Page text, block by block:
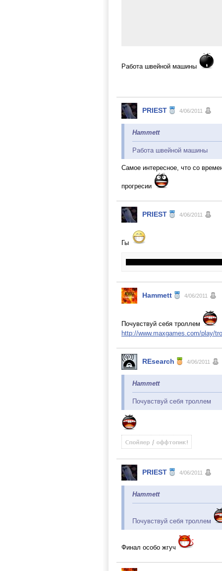
Работа швейной машины
PRIEST 4/06/2011
Hammett
Работа швейной машины
Самое интересное, что со
прогресии
PRIEST 4/06/2011
Гы
Hammett 4/06/2011
Почувствуй себя троллем
http://www.maxgames.com/play/
REsearch 4/06/2011
Hammett
Почувствуй себя троллем
PRIEST 4/06/2011
Hammett
Почувствуй себя троллем
Финал особо жгуч